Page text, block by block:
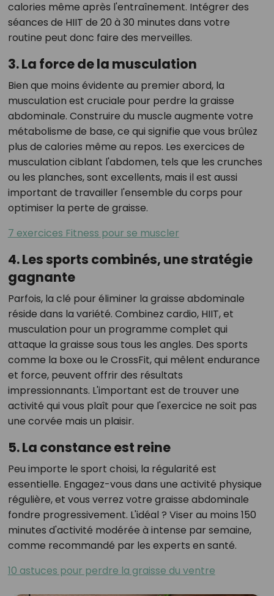
calories même après l'entraînement. Intégrer des
séances de HIIT de 20 à 30 minutes dans votre
routine peut donc faire des merveilles.
3. La force de la musculation
Bien que moins évidente au premier abord, la
musculation est cruciale pour perdre la graisse
abdominale. Construire du muscle augmente votre
métabolisme de base, ce qui signifie que vous brûlez
plus de calories même au repos. Les exercices de
musculation ciblant l'abdomen, tels que les crunches
ou les planches, sont excellents, mais il est aussi
important de travailler l'ensemble du corps pour
optimiser la perte de graisse.
7 exercices Fitness pour se muscler
4. Les sports combinés, une stratégie
gagnante
Parfois, la clé pour éliminer la graisse abdominale
réside dans la variété. Combinez cardio, HIIT, et
musculation pour un programme complet qui
attaque la graisse sous tous les angles. Des sports
comme la boxe ou le CrossFit, qui mêlent endurance
et force, peuvent offrir des résultats
impressionnants. L'important est de trouver une
activité qui vous plaît pour que l'exercice ne soit pas
une corvée mais un plaisir.
5. La constance est reine
Peu importe le sport choisi, la régularité est
essentielle. Engagez-vous dans une activité physique
régulière, et vous verrez votre graisse abdominale
fondre progressivement. L'idéal ? Viser au moins 150
minutes d'activité modérée à intense par semaine,
comme recommandé par les experts en santé.
10 astuces pour perdre la graisse du ventre